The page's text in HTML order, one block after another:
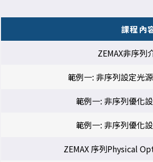
課程內
ZEMAX非序列
範例一: 非序列設定光
範例一: 非序列優化
範例一: 非序列優化
ZEMAX 序列Physical